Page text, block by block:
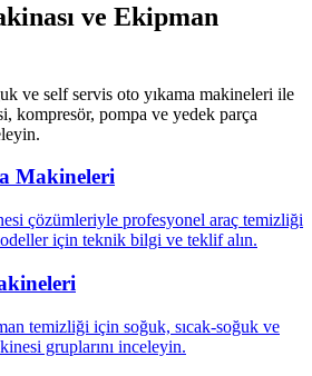
ve Ekipman
ve self servis oto yıkama makineleri ile
kompresör, pompa ve yedek parça
Makineleri
çözümleriyle profesyonel araç temizliği
için teknik bilgi ve teklif alın.
temizliği için soğuk, sıcak-soğuk ve
gruplarını inceleyin.